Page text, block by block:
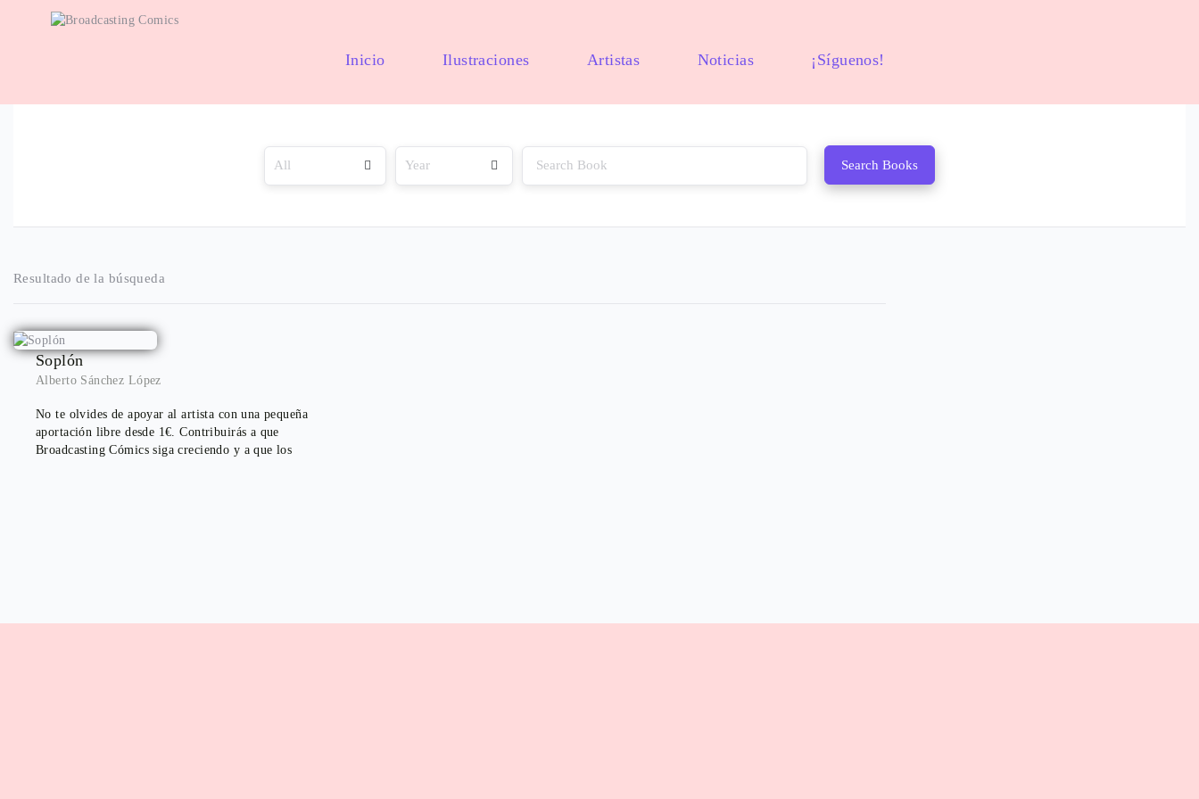
Inicio Ilustraciones Artistas Noticias ¡Síguenos!
Search Books
Resultado de la búsqueda
Soplón
Alberto Sánchez López
No te olvides de apoyar al artista con una pequeña
aportación libre desde 1€. Contribuirás a que
Broadcasting Cómics siga creciendo y a que los